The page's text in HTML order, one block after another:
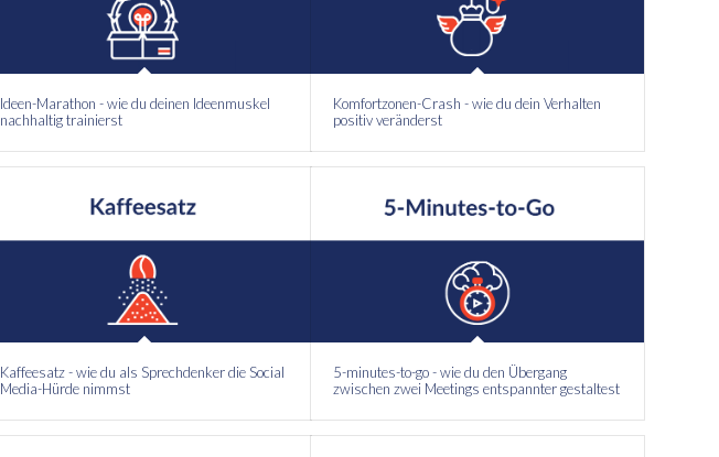
Ideen-Marathon - wie du deinen Ideenmuskel
nachhaltig trainierst
Komfortzonen-Crash - wie du dein Verhalten
positiv veränderst
Kaffeesatz - wie du als Sprechdenker die Social
Media-Hürde nimmst
5-minutes-to-go - wie du den Übergang
zwischen zwei Meetings entspannter gestaltest